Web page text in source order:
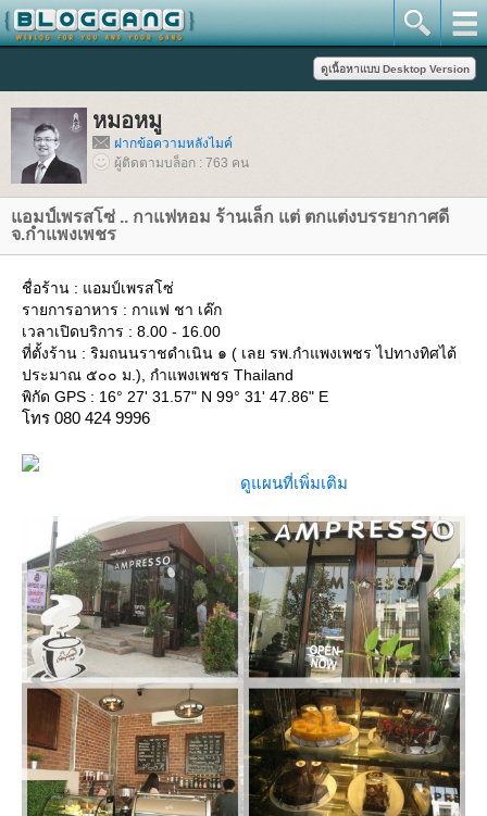
หมอหมู
ฝากข้อความหลังไมค์
ผู้ติดตามบล็อก : 763 คน
อมป์เพรสโซ่ .. กาแฟหอม ร้านเล็ก แต่ ตกแต่งบรรยากาศดี
จ.กำแพงเพชร
ชื่อร้าน : แอมป์เพรสโซ่
รายการอาหาร : กาแฟ ชา เค๊ก
เวลาเปิดบริการ : 8.00 - 16.00
ที่ตั้งร้าน : ริมถนนราชดำเนิน ๑ ( เลย รพ.กำแพงเพชร ไปทางทิศไต้
ประมาณ ๕๐๐ ม.), กำแพงเพชร Thailand
พิกัด GPS : 16° 27' 31.57" N 99° 31' 47.86" E
ทร 080 424 9996
ดูแผนที่เพิ่มเติม